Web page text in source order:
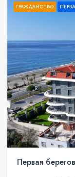
ГРАЖДАНСТВО